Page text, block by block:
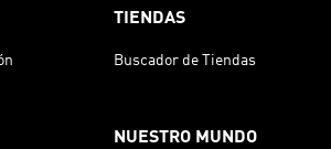
TIENDAS
Buscador de Tiendas
NUESTRO MUNDO